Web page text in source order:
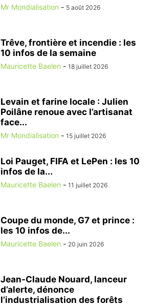
Mr Mondialisation - 5 août 2026
Trêve, frontière et incendie : les
10 infos de la semaine
Mauricette Baelen - 18 juillet 2026
Levain et farine locale : Julien
Poilâne renoue avec l’artisanat
face...
Mr Mondialisation - 15 juillet 2026
Loi Pauget, FIFA et LePen : les 10
infos de la...
Mauricette Baelen - 11 juillet 2026
Coupe du monde, G7 et prince :
les 10 infos de...
Mauricette Baelen - 20 juin 2026
Jean-Claude Nouard, lanceur
d’alerte, dénonce
l’industrialisation des forêts